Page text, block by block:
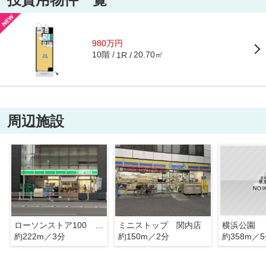
980万円
10階 1R 20.70㎡
周辺施設
約222m／3分
ミニストップ 関内店
約150m／2分
横浜公園
約358m／